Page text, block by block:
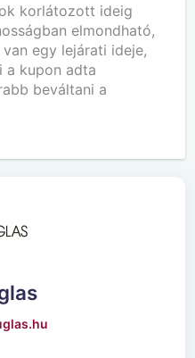
korlátozott ideig
elmondható,
egy lejárati ideje,
a kupon adta
beváltani a